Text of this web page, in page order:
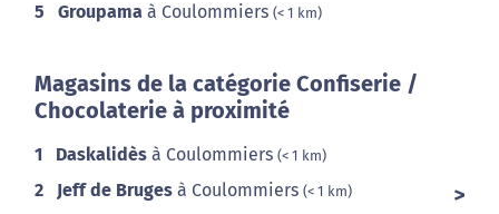
5 Groupama à Coulommiers (< 1 km)
Magasins de la catégorie Confiserie /
Chocolaterie à proximité
1 Daskalidès à Coulommiers (< 1 km)
2 Jeff de Bruges à Coulommiers (< 1 km)